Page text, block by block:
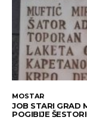
MOSTAR
JOB STARI GRAD
POGIBIJE